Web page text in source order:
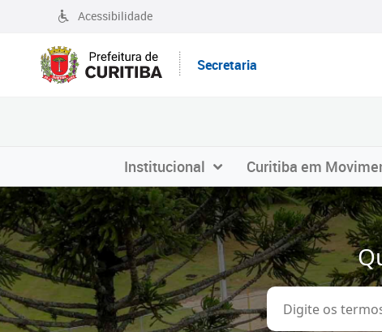
Acessibilidade
Secretaria
Institucional Curitiba em